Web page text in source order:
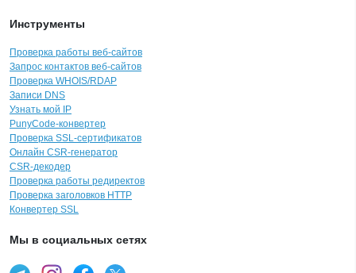
Инструменты
Проверка работы веб-сайтов
Запрос контактов веб-сайтов
Проверка WHOIS/RDAP
Записи DNS
Узнать мой IP
PunyCode-конвертер
Проверка SSL-сертификатов
Онлайн CSR-генератор
CSR-декодер
Проверка работы редиректов
Проверка заголовков HTTP
Конвертер SSL
Мы в социальных сетях